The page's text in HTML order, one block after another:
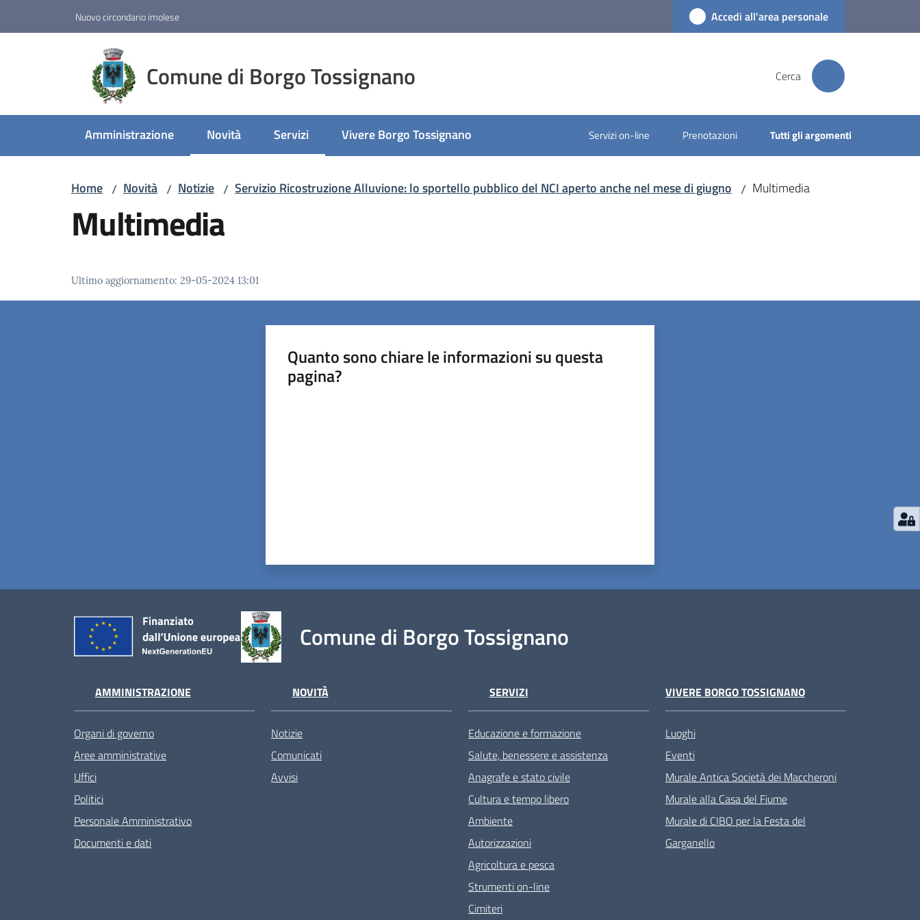
Nuovo circondario imolese Accedi all'area personale
Comune di Borgo Tossignano Cerca
Amministrazione Novità
Menu selezionato
Servizi
Menu selezionatoVivere Borgo Tossignano Servizi on-line Prenotazioni Tutti gli argomenti
Home / Novità / Notizie / Servizio Ricostruzione Alluvione: lo sportello pubblico del NCI aperto anche nel mese di giugno / Multimedia
Multimedia
Ultimo aggiornamento: 29-05-2024 13:01
Quanto sono chiare le informazioni su questa
pagina?
Comune di Borgo Tossignano
AMMINISTRAZIONE
Organi di governo
Aree amministrative
Uffici
Politici
Personale Amministrativo
Documenti e dati
NOVITÀ
Notizie
Comunicati
Avvisi
SERVIZI
Educazione e formazione
Salute, benessere e assistenza
Anagrafe e stato civile
Cultura e tempo libero
Ambiente
Autorizzazioni
Agricoltura e pesca
Strumenti on-line
Cimiteri
VIVERE BORGO TOSSIGNANO
Luoghi
Eventi
Murale Antica Società dei Maccheroni
Murale alla Casa del Fiume
Murale di CIBO per la Festa del
Garganello